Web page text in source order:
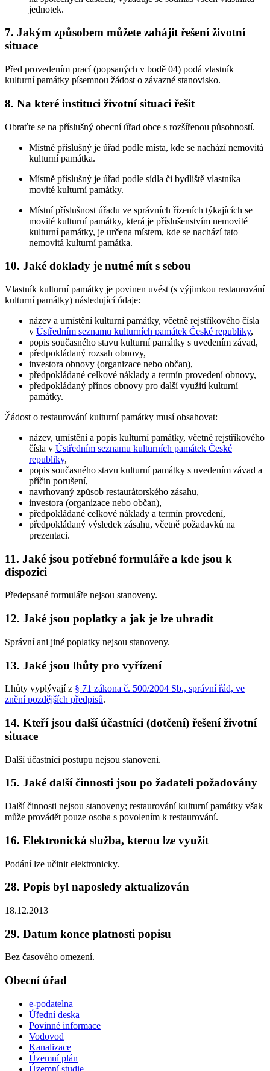
jednotek.
7. Jakým způsobem můžete zahájit řešení životní
situace
Před provedením prací (popsaných v bodě 04) podá vlastník
kulturní památky písemnou žádost o závazné stanovisko.
8. Na které instituci životní situaci řešit
Obraťte se na příslušný obecní úřad obce s rozšířenou působností.
Místně příslušný je úřad podle místa, kde se nachází nemovitá
kulturní památka.
Místně příslušný je úřad podle sídla či bydliště vlastníka
movité kulturní památky.
Místní příslušnost úřadu ve správních řízeních týkajících se
movité kulturní památky, která je příslušenstvím nemovité
kulturní památky, je určena místem, kde se nachází tato
nemovitá kulturní památka.
10. Jaké doklady je nutné mít s sebou
Vlastník kulturní památky je povinen uvést (s výjimkou restaurování
kulturní památky) následující údaje:
název a umístění kulturní památky, včetně rejstříkového čísla
v Ústředním seznamu kulturních památek České republiky,
popis současného stavu kulturní památky s uvedením závad,
předpokládaný rozsah obnovy,
investora obnovy (organizace nebo občan),
předpokládané celkové náklady a termín provedení obnovy,
předpokládaný přínos obnovy pro další využití kulturní
památky.
Žádost o restaurování kulturní památky musí obsahovat:
název, umístění a popis kulturní památky, včetně rejstříkového
čísla v Ústředním seznamu kulturních památek České
republiky,
popis současného stavu kulturní památky s uvedením závad a
příčin porušení,
navrhovaný způsob restaurátorského zásahu,
investora (organizace nebo občan),
předpokládané celkové náklady a termín provedení,
předpokládaný výsledek zásahu, včetně požadavků na
prezentaci.
11. Jaké jsou potřebné formuláře a kde jsou k
dispozici
Předepsané formuláře nejsou stanoveny.
12. Jaké jsou poplatky a jak je lze uhradit
Správní ani jiné poplatky nejsou stanoveny.
13. Jaké jsou lhůty pro vyřízení
Lhůty vyplývají z § 71 zákona č. 500/2004 Sb., správní řád, ve
znění pozdějších předpisů.
14. Kteří jsou další účastníci (dotčení) řešení životní
situace
Další účastníci postupu nejsou stanoveni.
15. Jaké další činnosti jsou po žadateli požadovány
Další činnosti nejsou stanoveny; restaurování kulturní památky však
může provádět pouze osoba s povolením k restaurování.
16. Elektronická služba, kterou lze využít
Podání lze učinit elektronicky.
28. Popis byl naposledy aktualizován
18.12.2013
29. Datum konce platnosti popisu
Bez časového omezení.
Obecní úřad
e-podatelna
Úřední deska
Povinné informace
Vodovod
Kanalizace
Územní plán
Územní studie